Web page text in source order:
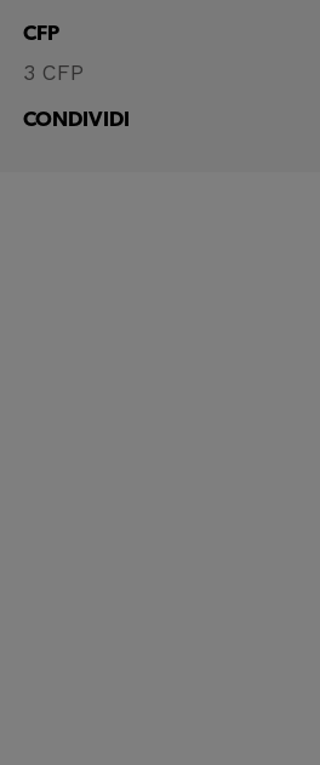
CFP
3 CFP
CONDIVIDI